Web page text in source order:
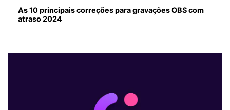
As 10 principais correções para gravações OBS com
atraso 2024